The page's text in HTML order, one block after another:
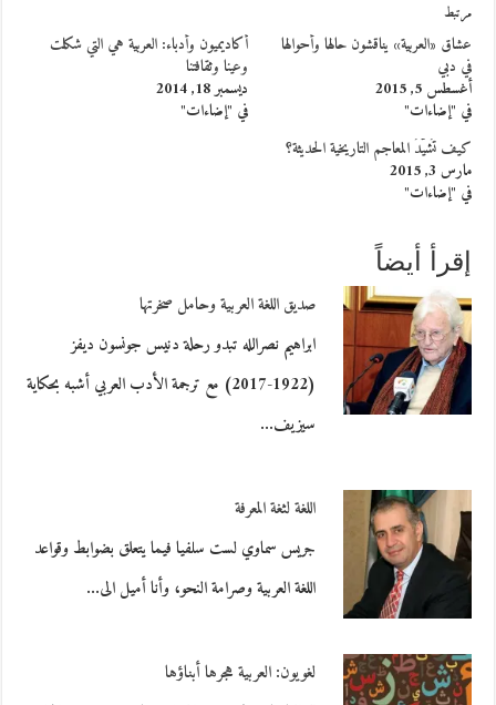
مرتبط
عشاق «العربية» يناقشون حالها وأحوالها
في دبي
أغسطس 5, 2015
في "إضاءات"
أكاديميون وأدباء: العربية هي التي شكلت
وعينا وثقافتنا
ديسمبر 18, 2014
في "إضاءات"
كيف تُشيّدُ المعاجم التاريخية الحديثة؟
مارس 3, 2015
في "إضاءات"
إقرأ أيضاً
صديق اللغة العربية وحامل صخرتها
ابراهيم نصرالله تبدو رحلة دنيس جونسون ديفز
(1922-2017) مع ترجمة الأدب العربي أشبه بحكاية
سيزيف…
اللغة لثغة المعرفة
جريس سماوي لست سلفيا فيما يتعلق بضوابط وقواعد
اللغة العربية وصرامة النحو، وأنا أميل الى…
لغويون: العربية هجرها أبناؤها